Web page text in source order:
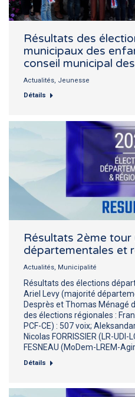
Résultats des
municipaux des
conseil municipal
Actualités, Jeunesse
Détails
Résultats 2ème tour
départementales et
Actualités, Municipalité
Résultats des élections
Ariel Levy (majorité
Desprès et Thomas Ménagé
des élections régionales :
PCF-CE) : 507 voix;
Nicolas FORRISSIER (LR-
FESNEAU (MoDem-LREM-
Détails